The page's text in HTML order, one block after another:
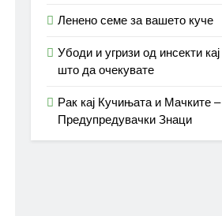
Ленено семе за вашето куче
Убоди и угризи од инсекти
што да очекувате
Рак кај Кучињата и Мачките
Предупредувачки Знаци